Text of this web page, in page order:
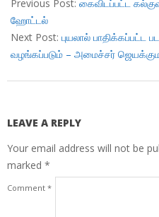
17
Previous Post: கைவிடப்பட்ட
ஹோட்டல்
Next Post: புயலால் பாதிக்கப்பட்ட
வழங்கப்படும் – அமைச்சர்
LEAVE A REPLY
Your email address will not be
marked *
Comment *